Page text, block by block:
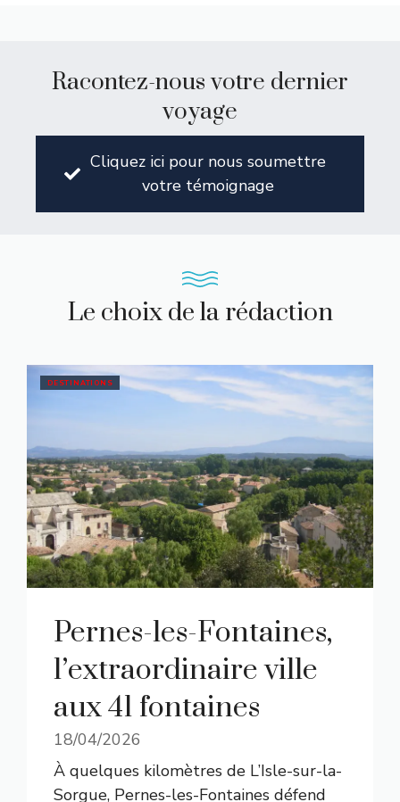
Racontez-nous votre dernier
voyage
Cliquez ici pour nous soumettre
votre témoignage
Le choix de la rédaction
DESTINATIONS
Pernes-les-Fontaines,
l’extraordinaire ville
aux 41 fontaines
18/04/2026
À quelques kilomètres de L’Isle-sur-la-
Sorgue, Pernes-les-Fontaines défend